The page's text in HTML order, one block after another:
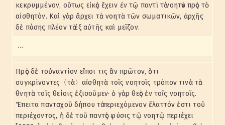
κεκρυμμένον, οὕτως εἰκὸς ἔχειν ἐν τῷ παντὶ τὸ νοητὸν πρὸς τὸ
αἰσθητόν. Καὶ γὰρ ἄρχει τὰ νοητὰ τῶν σωματικῶν, ἀρχῆς
δὲ πάσης πλέον τὸ ἐξ αὐτῆς καὶ μεῖζον.
…
Πρὸς δὲ τοὐναντίον εἴποι τις ἂν πρῶτον, ὅτι
συγκρίνοντες〈τὰ〉αἰσθητὰ τοῖς νοητοῖς τρόπον τινὰ τὰ
θνητὰ τοῖς θείοις ἐξισοῦμεν· ὁ γὰρ θεὸς ἐν τοῖς νοητοῖς.
Ἔπειτα πανταχοῦ δήπου τὸ περιεχόμενον ἔλαττόν ἐστι τοῦ
περιέχοντος, ἡ δὲ τοῦ παντὸς φύσις τῷ νοητῷ περιέχει